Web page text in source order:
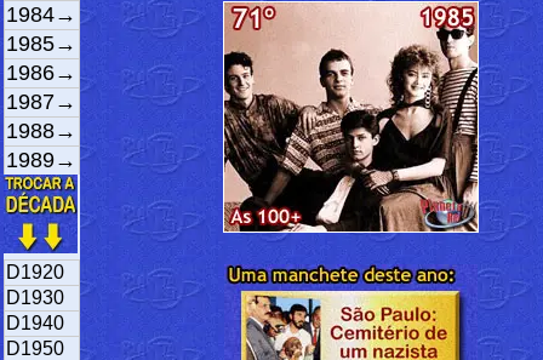
1984→
1985→
1986→
1987→
1988→
1989→
D1920
D1930
D1940
D1950